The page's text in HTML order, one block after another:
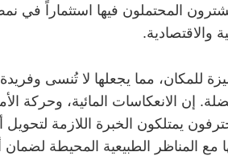
المحتملون فيها استثماراً في
والاقتصادية.
للمكان، مما يجعلها لا تُنسى
الانعكاسات المائية، وحركة
يمتلكون الخبرة اللازمة
مع المناظر الطبيعية المحيطة